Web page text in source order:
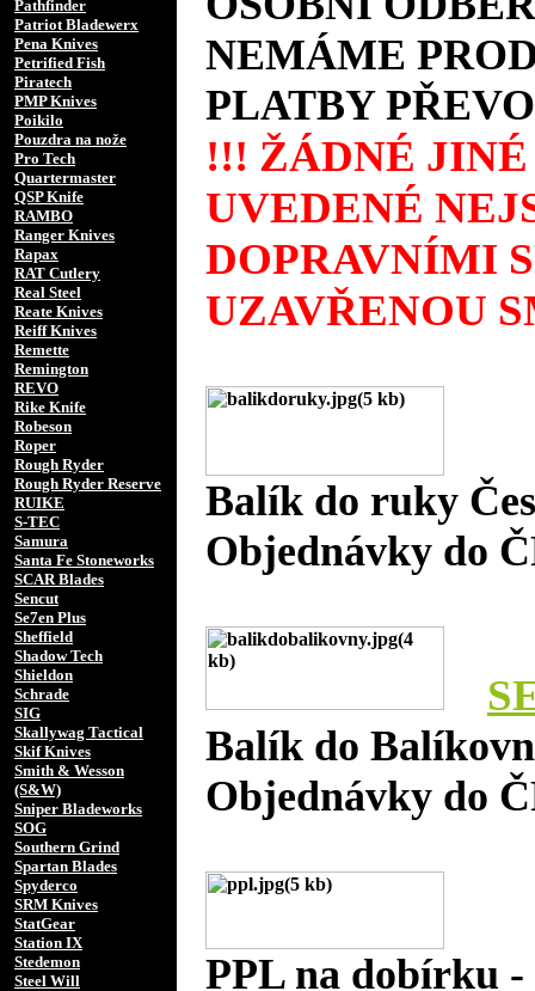
Pathfinder
Patriot Bladewerx
Pena Knives
Petrified Fish
Piratech
PMP Knives
Poikilo
Pouzdra na nože
Pro Tech
Quartermaster
QSP Knife
RAMBO
Ranger Knives
Rapax
RAT Cutlery
Real Steel
Reate Knives
Reiff Knives
Remette
Remington
REVO
Rike Knife
Robeson
Roper
Rough Ryder
Rough Ryder Reserve
RUIKE
S-TEC
Samura
Santa Fe Stoneworks
SCAR Blades
Sencut
Se7en Plus
Sheffield
Shadow Tech
Shieldon
Schrade
SIG
Skallywag Tactical
Skif Knives
Smith & Wesson
(S&W)
Sniper Bladeworks
SOG
Southern Grind
Spartan Blades
Spyderco
SRM Knives
StatGear
Station IX
Stedemon
Steel Will
NEMÁME
PLATBY
!!! ŽÁDNÉ JINÉ
UVEDENÉ
DOPRAVNÍMI
UZAVŘENOU
Balík do ruky
Objednávky do
Balík do
Objednávky do
PPL na dobírku